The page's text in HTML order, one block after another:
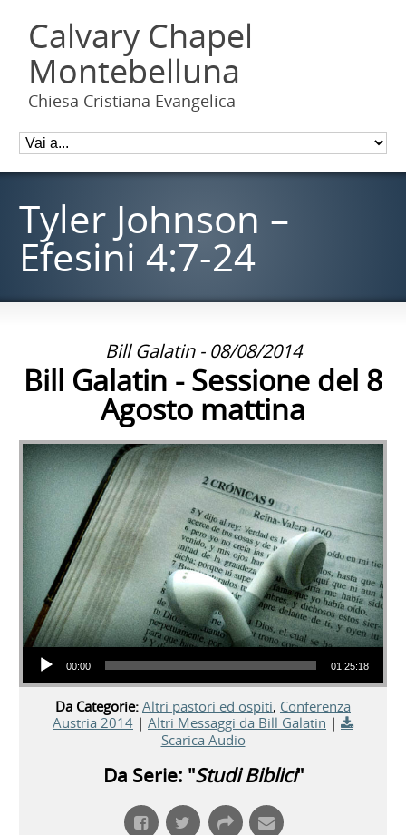
Calvary Chapel
Montebelluna
Chiesa Cristiana Evangelica
Tyler Johnson –
Efesini 4:7-24
Bill Galatin - 08/08/2014
Bill Galatin - Sessione del 8
Agosto mattina
Audio Player
00:00 01:25:18
Da Categorie: Altri pastori ed ospiti, Conferenza
Austria 2014 | Altri Messaggi da Bill Galatin |
Scarica Audio
Da Serie: "Studi Biblici"